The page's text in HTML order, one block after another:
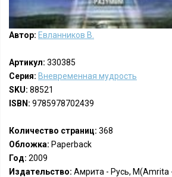
Автор: Евланников В.
Артикул: 330385
Серия: Вневременная мудрость
SKU: 88521
ISBN: 9785978702439
Количество страниц: 368
Обложка: Paperback
Год: 2009
Издательство: Амрита - Русь, М(Amrita